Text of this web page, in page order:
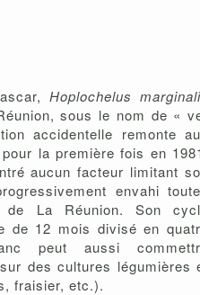
Hoplochelus
sous le nom de «
accidentelle remonte
la première fois en
aucun facteur limitant
envahi
de La Réunion. Son
de 12 mois divisé en
peut aussi
des cultures légumières
fraisier, etc.).